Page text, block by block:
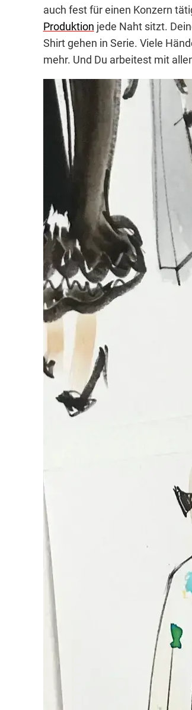
auch fest für einen Konzern
Produktion jede Naht sitzt.
Shirt gehen in Serie. Viele
mehr. Und Du arbeitest mit